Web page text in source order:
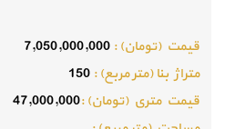
قيمت (تومان) :7,050,000,000
متراژ بنا (متر مربع) :150
قيمت متري (تومان) :47,000,000